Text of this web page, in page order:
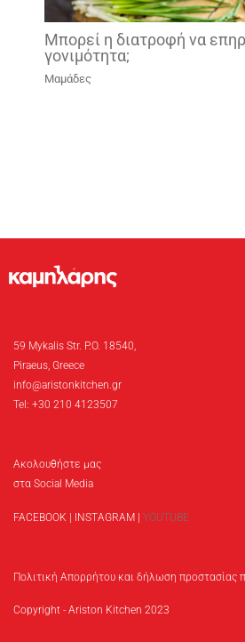
Mπορεί η διατροφή να
γονιμότητα;
Μαμάδες
59 Mykalis Str. P.O. 18540,
Piraeus, Greece
info@aristonkitchen.gr
Tel: +30 210 4123507
Ακολουθήστε μας
στα Social Media
FACEBOOK | INSTAGRAM | YOUTUBE
Πολιτική Απορρήτου και δήλωση
Copyright - Ariston Kitchen 2023